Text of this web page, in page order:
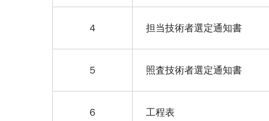
４ 担当技術者選定通知書
５ 照査技術者選定通知書
６ 工程表